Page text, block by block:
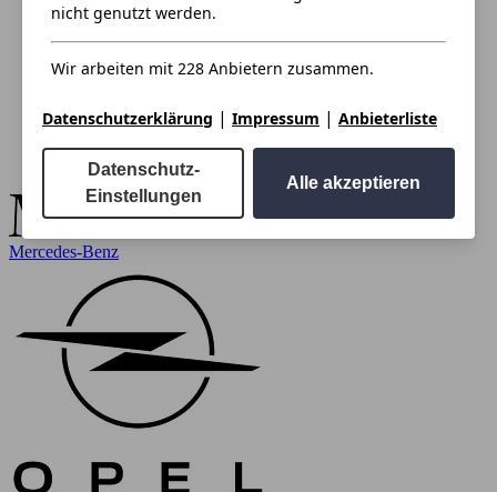
Mercedes-Benz
nicht genutzt werden.
Wir arbeiten mit 228 Anbietern zusammen.
Datenschutzerklärung | Impressum | Anbieterliste
Datenschutz-
Einstellungen
Alle akzeptieren